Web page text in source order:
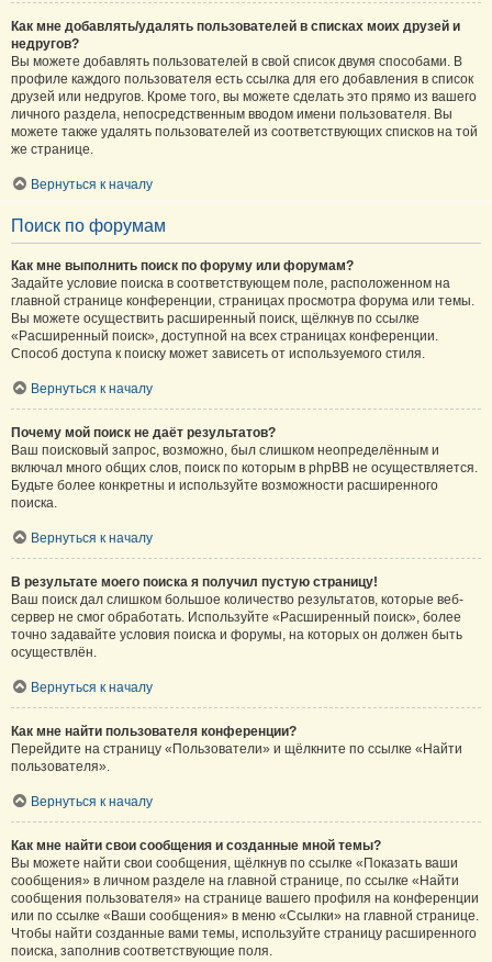
Как мне добавлять/удалять пользователей в списках моих друзей и
недругов?
Вы можете добавлять пользователей в свой список двумя способами. В
профиле каждого пользователя есть ссылка для его добавления в список
друзей или недругов. Кроме того, вы можете сделать это прямо из вашего
личного раздела, непосредственным вводом имени пользователя. Вы
можете также удалять пользователей из соответствующих списков на той
же странице.
Вернуться к началу
Поиск по форумам
Как мне выполнить поиск по форуму или форумам?
Задайте условие поиска в соответствующем поле, расположенном на
главной странице конференции, страницах просмотра форума или темы.
Вы можете осуществить расширенный поиск, щёлкнув по ссылке
«Расширенный поиск», доступной на всех страницах конференции.
Способ доступа к поиску может зависеть от используемого стиля.
Вернуться к началу
Почему мой поиск не даёт результатов?
Ваш поисковый запрос, возможно, был слишком неопределённым и
включал много общих слов, поиск по которым в phpBB не осуществляется.
Будьте более конкретны и используйте возможности расширенного
поиска.
Вернуться к началу
В результате моего поиска я получил пустую страницу!
Ваш поиск дал слишком большое количество результатов, которые веб-
сервер не смог обработать. Используйте «Расширенный поиск», более
точно задавайте условия поиска и форумы, на которых он должен быть
осуществлён.
Вернуться к началу
Как мне найти пользователя конференции?
Перейдите на страницу «Пользователи» и щёлкните по ссылке «Найти
пользователя».
Вернуться к началу
Как мне найти свои сообщения и созданные мной темы?
Вы можете найти свои сообщения, щёлкнув по ссылке «Показать ваши
сообщения» в личном разделе на главной странице, по ссылке «Найти
сообщения пользователя» на странице вашего профиля на конференции
или по ссылке «Ваши сообщения» в меню «Ссылки» на главной странице.
Чтобы найти созданные вами темы, используйте страницу расширенного
поиска, заполнив соответствующие поля.